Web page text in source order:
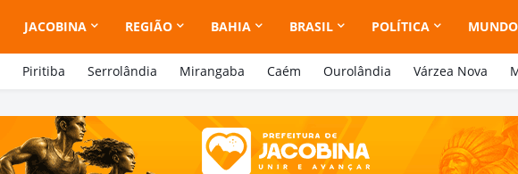
JACOBINA REGIÃO BAHIA BRASIL POLÍTICA MUNDO
Piritiba Serrolândia Mirangaba Caém Ourolândia Várzea Nova